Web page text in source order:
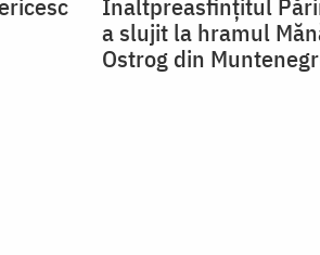
Înaltpreasfințitul
a slujit la hramul
Ostrog din